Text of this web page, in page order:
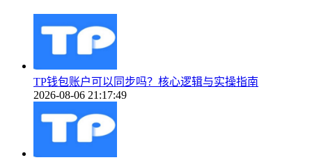
TP钱包账户可以同步吗？核心逻辑与实操指南
2026-08-06 21:17:49